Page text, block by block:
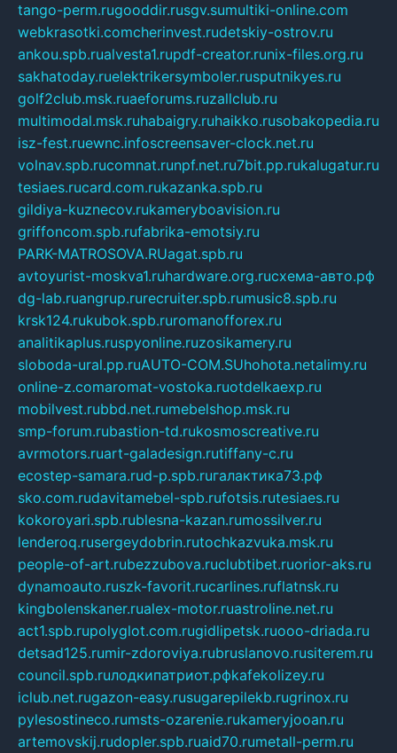
tango-perm.rugooddir.rusgv.sumultiki-online.com
webkrasotki.comcherinvest.rudetskiy-ostrov.ru
ankou.spb.rualvesta1.rupdf-creator.runix-files.org.ru
sakhatoday.ruelektrikersymboler.rusputnikyes.ru
golf2club.msk.ruaeforums.ruzallclub.ru
multimodal.msk.ruhabaigry.ruhaikko.rusobakopedia.ru
isz-fest.ruewnc.infoscreensaver-clock.net.ru
volnav.spb.rucomnat.runpf.net.ru7bit.pp.rukalugatur.ru
tesiaes.rucard.com.rukazanka.spb.ru
gildiya-kuznecov.rukameryboavision.ru
griffoncom.spb.rufabrika-emotsiy.ru
PARK-MATROSOVA.RUagat.spb.ru
avtoyurist-moskva1.ruhardware.org.ruсхема-авто.рф
dg-lab.ruangrup.rurecruiter.spb.rumusic8.spb.ru
krsk124.rukubok.spb.ruromanofforex.ru
analitikaplus.ruspyonline.ruzosikamery.ru
sloboda-ural.pp.ruAUTO-COM.SUhohota.netalimy.ru
online-z.comaromat-vostoka.ruotdelkaexp.ru
mobilvest.rubbd.net.rumebelshop.msk.ru
smp-forum.rubastion-td.rukosmoscreative.ru
avrmotors.ruart-galadesign.rutiffany-c.ru
ecostep-samara.rud-p.spb.ruгалактика73.рф
sko.com.rudavitamebel-spb.rufotsis.rutesiaes.ru
kokoroyari.spb.rublesna-kazan.rumossilver.ru
lenderoq.rusergeydobrin.rutochkazvuka.msk.ru
people-of-art.rubezzubova.ruclubtibet.ruorior-aks.ru
dynamoauto.ruszk-favorit.rucarlines.ruflatnsk.ru
kingbolenskaner.rualex-motor.ruastroline.net.ru
act1.spb.rupolyglot.com.rugidlipetsk.ruooo-driada.ru
detsad125.rumir-zdoroviya.rubruslanovo.rusiterem.ru
council.spb.ruлодкипатриот.рфkafekolizey.ru
iclub.net.rugazon-easy.rusugarepilekb.rugrinox.ru
pylesostineco.rumsts-ozarenie.rukameryjooan.ru
artemovskij.rudopler.spb.ruaid70.rumetall-perm.ru